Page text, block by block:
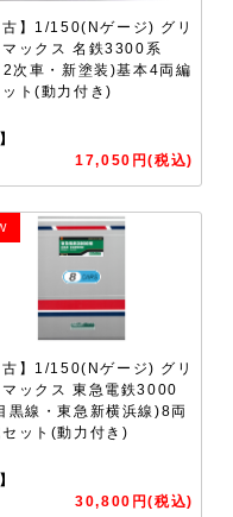
古】1/150(Nゲージ) グリ
マックス 名鉄3300系
次車・新塗装)基本4両編
ット(動力付き)
17,050円(税込)
古】1/150(Nゲージ) グリ
マックス 東急電鉄3000
黒線・東急新横浜線)8両
ット(動力付き)
30,800円(税込)